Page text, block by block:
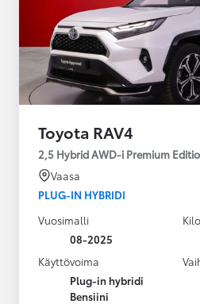
Toyota RAV4
2,5 Hybrid AWD-i Premium
Vaasa
PLUG-IN HYBRIDI
Vuosimalli
08-2025
Käyttövoima
Plug-in hybridi
Bensiini